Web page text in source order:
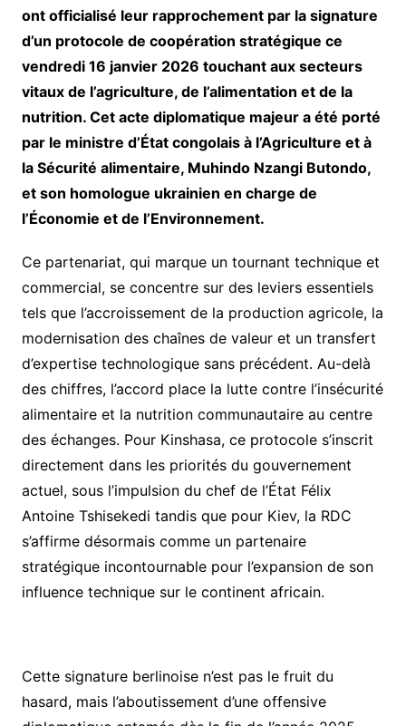
ont officialisé leur rapprochement par la signature
d’un protocole de coopération stratégique ce
vendredi 16 janvier 2026 touchant aux secteurs
vitaux de l’agriculture, de l’alimentation et de la
nutrition. Cet acte diplomatique majeur a été porté
par le ministre d’État congolais à l’Agriculture et à
la Sécurité alimentaire, Muhindo Nzangi Butondo,
et son homologue ukrainien en charge de
l’Économie et de l’Environnement.
​Ce partenariat, qui marque un tournant technique et
commercial, se concentre sur des leviers essentiels
tels que l’accroissement de la production agricole, la
modernisation des chaînes de valeur et un transfert
d’expertise technologique sans précédent. Au-delà
des chiffres, l’accord place la lutte contre l’insécurité
alimentaire et la nutrition communautaire au centre
des échanges. Pour Kinshasa, ce protocole s’inscrit
directement dans les priorités du gouvernement
actuel, sous l’impulsion du chef de l’État Félix
Antoine Tshisekedi tandis que pour Kiev, la RDC
s’affirme désormais comme un partenaire
stratégique incontournable pour l’expansion de son
influence technique sur le continent africain.
​Cette signature berlinoise n’est pas le fruit du
hasard, mais l’aboutissement d’une offensive